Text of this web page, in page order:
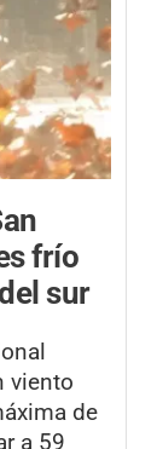
frío
sur
viento
de
a 59